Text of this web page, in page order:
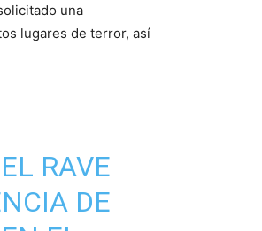
una
lugares de terror, así
RAVE
DE